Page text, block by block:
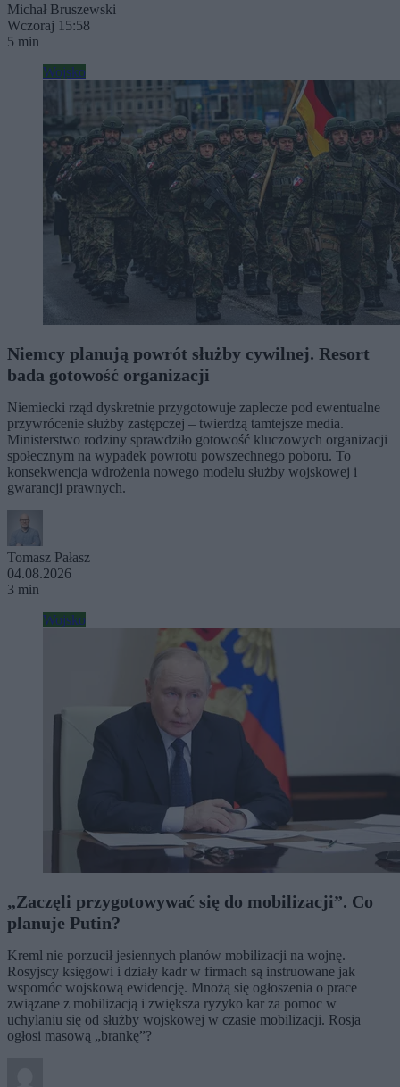
Michał Bruszewski
Wczoraj 15:58
5 min
Wojsko
Niemcy planują powrót służby cywilnej. Resort
bada gotowość organizacji
Niemiecki rząd dyskretnie przygotowuje zaplecze pod ewentualne
przywrócenie służby zastępczej – twierdzą tamtejsze media.
Ministerstwo rodziny sprawdziło gotowość kluczowych organizacji
społecznym na wypadek powrotu powszechnego poboru. To
konsekwencja wdrożenia nowego modelu służby wojskowej i
gwarancji prawnych.
Tomasz Pałasz
04.08.2026
3 min
Wojsko
„Zaczęli przygotowywać się do mobilizacji”. Co
planuje Putin?
Kreml nie porzucił jesiennych planów mobilizacji na wojnę.
Rosyjscy księgowi i działy kadr w firmach są instruowane jak
wspomóc wojskową ewidencję. Mnożą się ogłoszenia o prace
związane z mobilizacją i zwiększa ryzyko kar za pomoc w
uchylaniu się od służby wojskowej w czasie mobilizacji. Rosja
ogłosi masową „brankę”?